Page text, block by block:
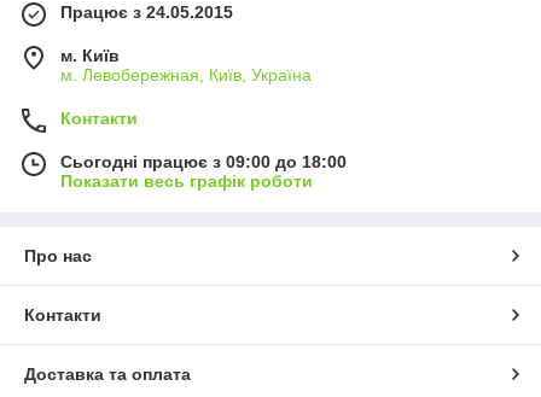
Працює з 24.05.2015
м. Київ
м. Левобережная, Київ, Україна
Контакти
Сьогодні працює з 09:00 до 18:00
Показати весь графік роботи
Про нас
Контакти
Доставка та оплата